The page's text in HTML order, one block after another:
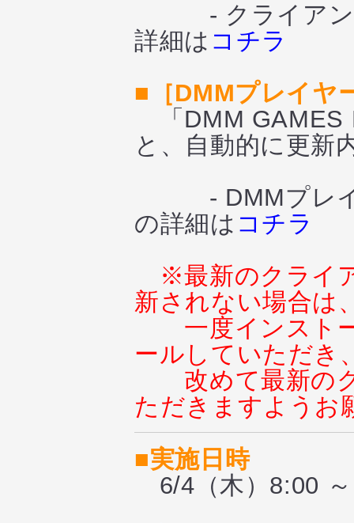
- クライアント
詳細は コチラ
■［DMMプレイヤ
「DMM GAMES
と、自動的に更新
- DMMプレイ
の詳細は コチラ
※最新のクライ
新されない場合は
一度インスト
ールしていただき
改めて最新の
ただきますようお
■実施日時
6/4（木）8:00